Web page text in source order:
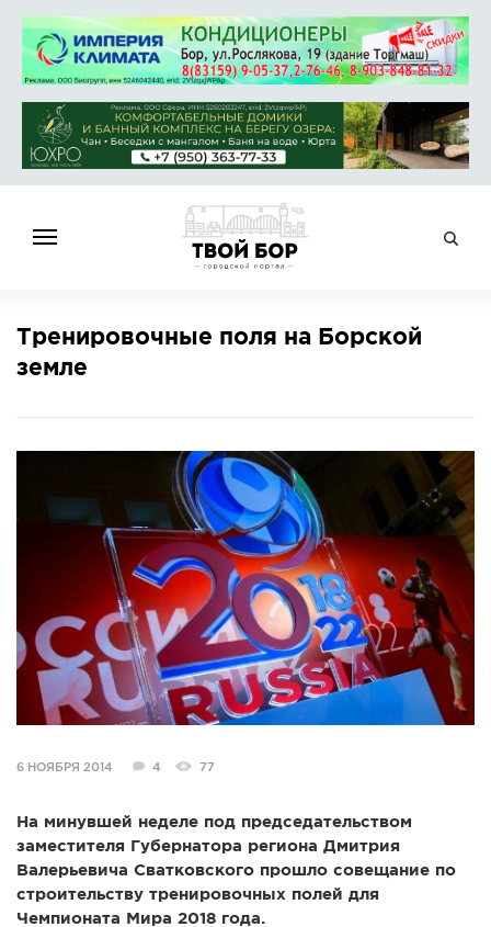
НОВОСТИ
КАМЕРЫ
КОНКУРСЫ
СТАТЬИ
ГОЛОСОВАНИЯ
ПРЕДЛОЖИТЬ НОВОСТЬ
ФОТО
Тренировочные поля на Борской
земле
6 НОЯБРЯ 2014 4 77
На минувшей неделе под председательством
заместителя Губернатора региона Дмитрия
Валерьевича Сватковского прошло совещание по
строительству тренировочных полей для
Чемпионата Мира 2018 года.